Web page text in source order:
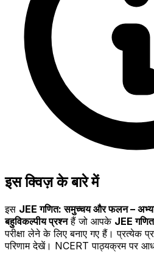
इस क्विज़ के बारे में
इस JEE गणित: समुच्चय और फलन –
बहुविकल्पीय प्रश्नहैं जो आपके JEE
परीक्षा लेने के लिए बनाए गए हैं। प्रत्येक
परिणाम देखें। NCERT पाठ्यक्रम पर